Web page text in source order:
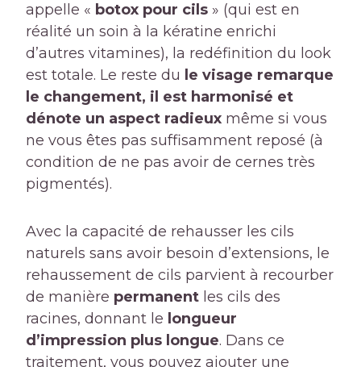
appelle « botox pour cils » (qui est en
réalité un soin à la kératine enrichi
d’autres vitamines), la redéfinition du look
est totale. Le reste du le visage remarque
le changement, il est harmonisé et
dénote un aspect radieux même si vous
ne vous êtes pas suffisamment reposé (à
condition de ne pas avoir de cernes très
pigmentés).
Avec la capacité de rehausser les cils
naturels sans avoir besoin d’extensions, le
rehaussement de cils parvient à recourber
de manière permanent les cils des
racines, donnant le longueur
d’impression plus longue. Dans ce
traitement, vous pouvez ajouter une